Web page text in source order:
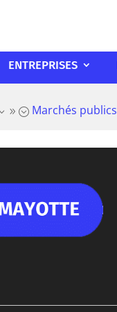
ENTREPRISES
Marchés publics